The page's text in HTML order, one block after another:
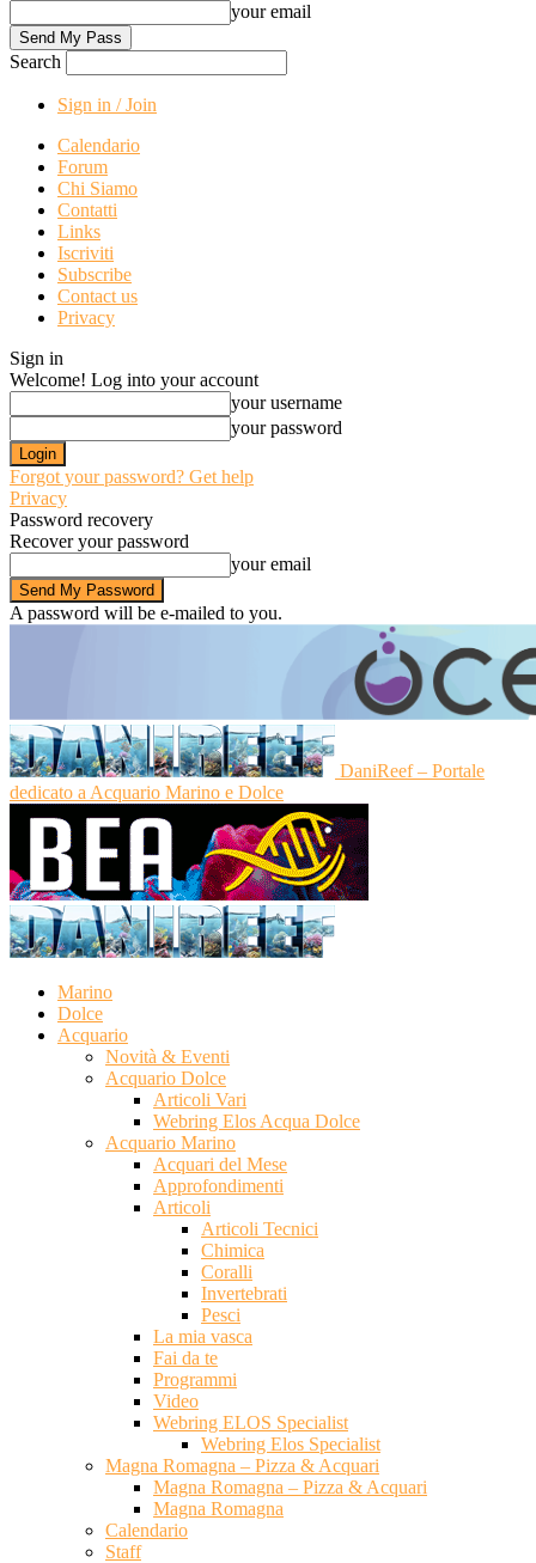
your email
Search
Sign in / Join
Calendario
Forum
Chi Siamo
Contatti
Links
Iscriviti
Subscribe
Contact us
Privacy
Sign in
Welcome! Log into your account
your username
your password
Forgot your password? Get help
Privacy
Password recovery
Recover your password
your email
A password will be e-mailed to you.
DaniReef – Portale
dedicato a Acquario Marino e Dolce
Marino
Dolce
Acquario
Novità & Eventi
Acquario Dolce
Articoli Vari
Webring Elos Acqua Dolce
Acquario Marino
Acquari del Mese
Approfondimenti
Articoli
Articoli Tecnici
Chimica
Coralli
Invertebrati
Pesci
La mia vasca
Fai da te
Programmi
Video
Webring ELOS Specialist
Webring Elos Specialist
Magna Romagna – Pizza & Acquari
Magna Romagna – Pizza & Acquari
Magna Romagna
Calendario
Staff